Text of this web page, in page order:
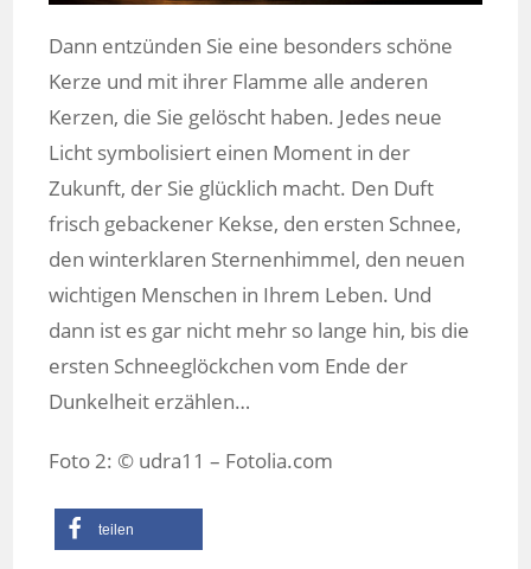
Dann entzünden Sie eine besonders schöne
Kerze und mit ihrer Flamme alle anderen
Kerzen, die Sie gelöscht haben. Jedes neue
Licht symbolisiert einen Moment in der
Zukunft, der Sie glücklich macht. Den Duft
frisch gebackener Kekse, den ersten Schnee,
den winterklaren Sternenhimmel, den neuen
wichtigen Menschen in Ihrem Leben. Und
dann ist es gar nicht mehr so lange hin, bis die
ersten Schneeglöckchen vom Ende der
Dunkelheit erzählen…
Foto 2: © udra11 – Fotolia.com
teilen